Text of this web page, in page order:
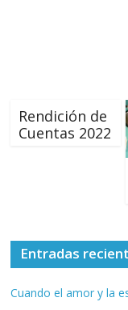
Rendición de
Cuentas 2022
Entradas
Cuando el amor y la